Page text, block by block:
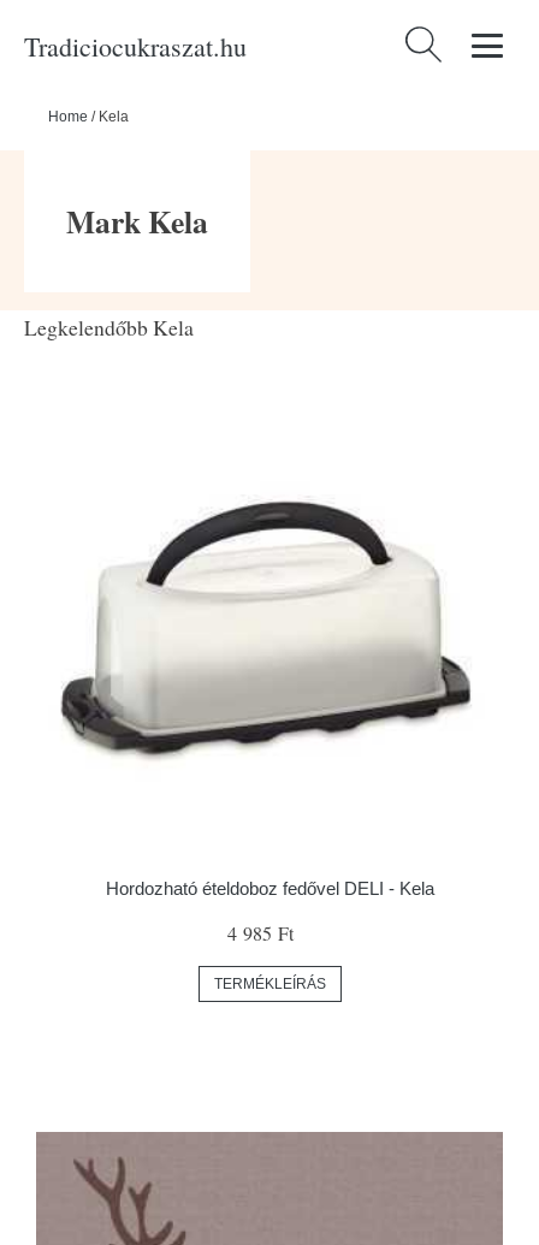
Tradiciocukraszat.hu Keresés:
Home / Kela
Mark Kela
Legkelendőbb Kela
Hordozható ételdoboz fedővel DELI - Kela
4 985 Ft
TERMÉKLEÍRÁS